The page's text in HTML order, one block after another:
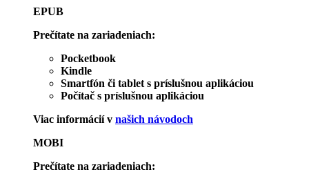
EPUB
Prečítate na zariadeniach:
Pocketbook
Kindle
Smartfón či tablet s príslušnou aplikáciou
Počítač s príslušnou aplikáciou
Viac informácií v našich návodoch
MOBI
Prečítate na zariadeniach: